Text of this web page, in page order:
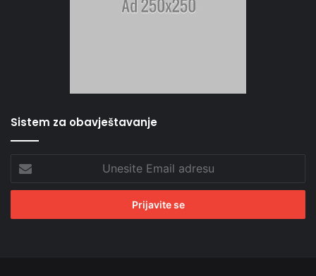
Sistem za obavještavanje
Email
adresu